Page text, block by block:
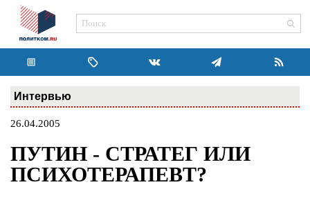
Интервью
26.04.2005
ПУТИН - СТРАТЕГ ИЛИ
ПСИХОТЕРАПЕВТ?